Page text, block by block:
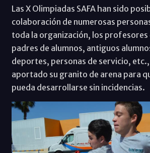
Las X Olimpiadas SAFA han sido
colaboración de numerosas
toda la organización, los profesores
padres de alumnos, antiguos
deportes, personas de servicio, etc.,
aportado su granito de arena para
pueda desarrollarse sin incidencias.